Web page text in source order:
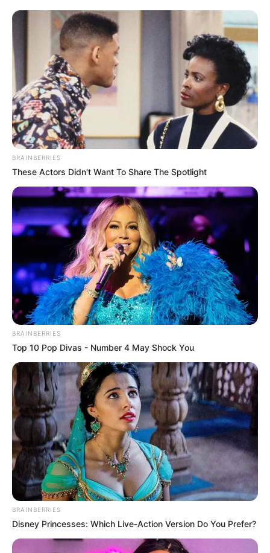
Tiercé-Magazine : 6 – 8 – 1 – 12 – 3 – 4 – 9 – 13
Turfomania M : 9 – 3 – 6 – 7 – 8 – 4 – 12 – 5
Tropiques-FM : 11 – 3 – 6 – 15 – 9 – 4 – 1 – 7
Week-End : 13 – 6 – 9 – 4 – 8 – 3 – 1 – 11
Week-End-Turf.com : 13 – 9 – 3 – 4 – 15 – 12 – 2 – 1
Le Tirage gagnant du pronostic
en or de Logic-Prono
Les meilleurs de ces pronostics sont sur la toute
nouvelle version du logiciel 100 % gratuitLogic-
Prono V3. Vous n’avez plus qu’à les sélectionner et
l’unique et super logiciel du Tiercé Quarté Quinté du
jour en fera la synthèse, ce qui sera peut-être le
meilleur pronostic PMU gagnant.
Meilleur Pronostic au Tiercé
Quarté Quinté
Qui est le meilleur actuellement au pronostic du
Tiercé Quarté Quinté? Pour rester informé, suivez
quotidiennement les
statistiques
sélection de la presse hippique que vous propose Le
Tocard.fr. Découvrez également parmi tous ces
pronostiqueurs professionnels, celui qui vous
donne les meilleurs pronostics pour les jeux du
Couplé (Jumelé) , 2sur4 et du jeu simple placé.
Suivez toutes cesmeilleures-statsqui sont réalisées
dans notre zone Turf en temps réel, avec une mise à
jour quotidienne établie après chaque arrivée du
Tiercé Quarté Quinté, dès que les résultats définitifs
sont annoncés et validés officiellement par le PMU.
BRAINBERRIES
These Actors Didn't Want To Share The Spotlight
BRAINBERRIES
Top 10 Pop Divas - Number 4 May Shock You
BRAINBERRIES
Disney Princesses: Which Live-Action Version Do You Prefer?